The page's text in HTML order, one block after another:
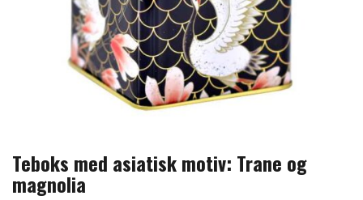
Teboks med asiatisk motiv: Trane og
magnolia